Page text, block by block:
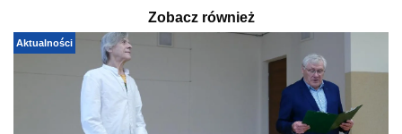
Zobacz również
Aktualności